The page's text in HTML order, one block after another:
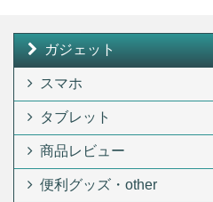
ガジェット
スマホ
タブレット
商品レビュー
便利グッズ・other